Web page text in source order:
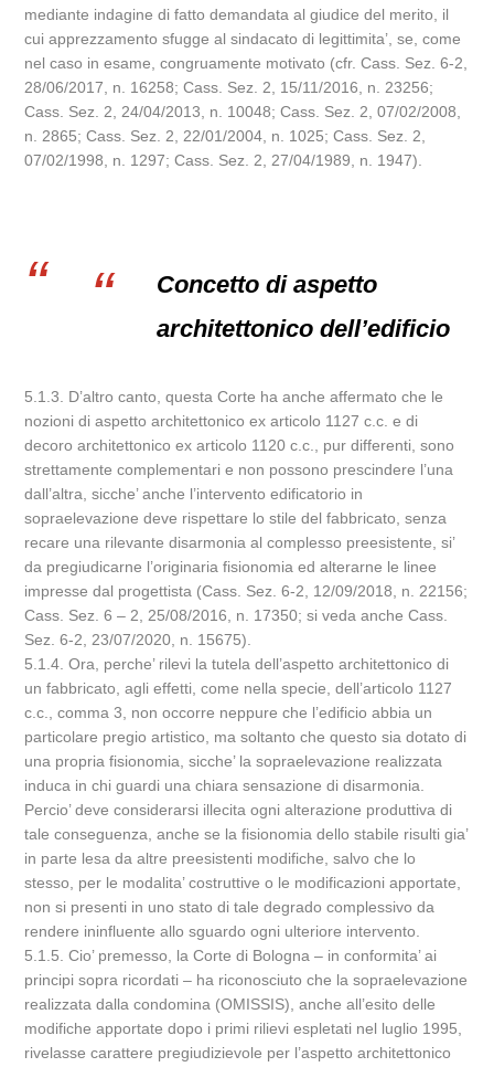
mediante indagine di fatto demandata al giudice del merito, il
cui apprezzamento sfugge al sindacato di legittimita’, se, come
nel caso in esame, congruamente motivato (cfr. Cass. Sez. 6-2,
28/06/2017, n. 16258; Cass. Sez. 2, 15/11/2016, n. 23256;
Cass. Sez. 2, 24/04/2013, n. 10048; Cass. Sez. 2, 07/02/2008,
n. 2865; Cass. Sez. 2, 22/01/2004, n. 1025; Cass. Sez. 2,
07/02/1998, n. 1297; Cass. Sez. 2, 27/04/1989, n. 1947).
Concetto di aspetto
architettonico dell’edificio
5.1.3. D’altro canto, questa Corte ha anche affermato che le
nozioni di aspetto architettonico ex articolo 1127 c.c. e di
decoro architettonico ex articolo 1120 c.c., pur differenti, sono
strettamente complementari e non possono prescindere l’una
dall’altra, sicche’ anche l’intervento edificatorio in
sopraelevazione deve rispettare lo stile del fabbricato, senza
recare una rilevante disarmonia al complesso preesistente, si’
da pregiudicarne l’originaria fisionomia ed alterarne le linee
impresse dal progettista (Cass. Sez. 6-2, 12/09/2018, n. 22156;
Cass. Sez. 6 – 2, 25/08/2016, n. 17350; si veda anche Cass.
Sez. 6-2, 23/07/2020, n. 15675).
5.1.4. Ora, perche’ rilevi la tutela dell’aspetto architettonico di
un fabbricato, agli effetti, come nella specie, dell’articolo 1127
c.c., comma 3, non occorre neppure che l’edificio abbia un
particolare pregio artistico, ma soltanto che questo sia dotato di
una propria fisionomia, sicche’ la sopraelevazione realizzata
induca in chi guardi una chiara sensazione di disarmonia.
Percio’ deve considerarsi illecita ogni alterazione produttiva di
tale conseguenza, anche se la fisionomia dello stabile risulti gia’
in parte lesa da altre preesistenti modifiche, salvo che lo
stesso, per le modalita’ costruttive o le modificazioni apportate,
non si presenti in uno stato di tale degrado complessivo da
rendere ininfluente allo sguardo ogni ulteriore intervento.
5.1.5. Cio’ premesso, la Corte di Bologna – in conformita’ ai
principi sopra ricordati – ha riconosciuto che la sopraelevazione
realizzata dalla condomina (OMISSIS), anche all’esito delle
modifiche apportate dopo i primi rilievi espletati nel luglio 1995,
rivelasse carattere pregiudizievole per l’aspetto architettonico